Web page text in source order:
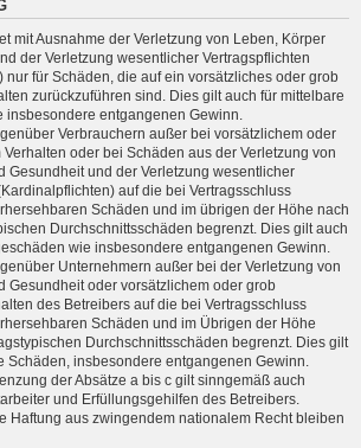
mit Ausnahme der Verletzung von Leben, Körper
der Verletzung wesentlicher Vertragspflichten
nur für Schäden, die auf ein vorsätzliches oder grob
zurückzuführen sind. Dies gilt auch für mittelbare
insbesondere entgangenen Gewinn.
Verbrauchern außer bei vorsätzlichem oder
oder bei Schäden aus der Verletzung von
Gesundheit und der Verletzung wesentlicher
auf die bei Vertragsschluss
Schäden und im übrigen der Höhe nach
Durchschnittsschäden begrenzt. Dies gilt auch
wie insbesondere entgangenen Gewinn.
Unternehmern außer bei der Verletzung von
Gesundheit oder vorsätzlichem oder grob
des Betreibers auf die bei Vertragsschluss
Schäden und im Übrigen der Höhe
Durchschnittsschäden begrenzt. Dies gilt
Schäden, insbesondere entgangenen Gewinn.
der Absätze a bis c gilt sinngemäß auch
und Erfüllungsgehilfen des Betreibers.
Haftung aus zwingendem nationalem Recht bleiben